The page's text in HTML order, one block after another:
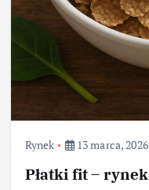
Rynek 13 marca, 2026
Płatki fit – rynek